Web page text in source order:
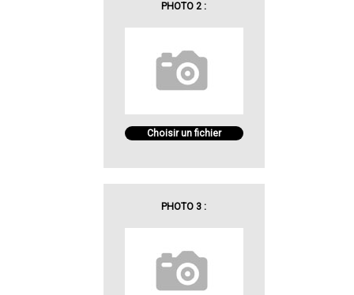
PHOTO 2 :
Choisir un fichier
PHOTO 3 :